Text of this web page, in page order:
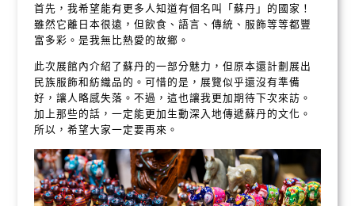
首先，我希望能有更多人知道有個名叫「蘇丹」的國家！
雖然它離日本很遠，但飲食、語言、傳統、服飾等等都豐
富多彩。是我無比熱愛的故鄉。
此次展館內介紹了蘇丹的一部分魅力，但原本還計劃展出
民族服飾和紡織品的。可惜的是，展覽似乎還沒有準備
好，讓人略感失落。不過，這也讓我更加期待下次來訪。
加上那些的話，一定能更加生動深入地傳遞蘇丹的文化。
所以，希望大家一定要再來。